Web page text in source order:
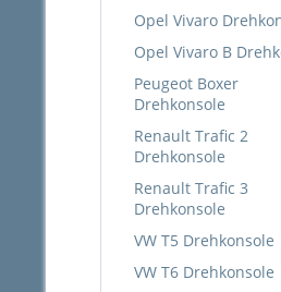
Opel Vivaro
Opel Vivaro B
Peugeot Boxer
Drehkonsole
Renault Trafic 2
Drehkonsole
Renault Trafic 3
Drehkonsole
VW T5 Drehkonsole
VW T6 Drehkonsole